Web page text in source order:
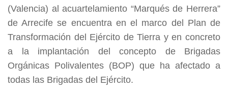
(Valencia) al acuartelamiento “Marqués de Herrera”
de Arrecife se encuentra en el marco del Plan de
Transformación del Ejército de Tierra y en concreto
a la implantación del concepto de Brigadas
Orgánicas Polivalentes (BOP) que ha afectado a
todas las Brigadas del Ejército.